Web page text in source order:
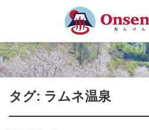
タグ: ラムネ温泉